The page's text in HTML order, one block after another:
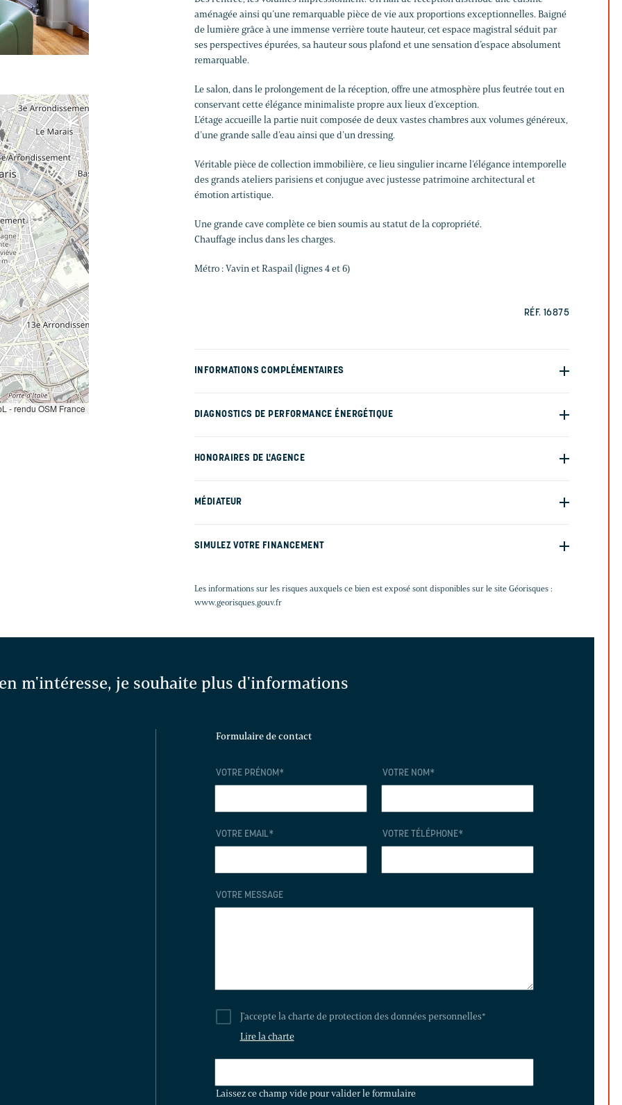
aménagée ainsi qu’une remarquable pièce de vie aux proportions exceptionnelles. Baigné
de lumière grâce à une immense verrière toute hauteur, cet espace magistral séduit par
ses perspectives épurées, sa hauteur sous plafond et une sensation d’espace absolument
remarquable.
Le salon, dans le prolongement de la réception, offre une atmosphère plus feutrée tout en
conservant cette élégance minimaliste propre aux lieux d’exception.
L’étage accueille la partie nuit composée de deux vastes chambres aux volumes généreux,
d’une grande salle d’eau ainsi que d’un dressing.
Véritable pièce de collection immobilière, ce lieu singulier incarne l’élégance intemporelle
des grands ateliers parisiens et conjugue avec justesse patrimoine architectural et
émotion artistique.
Une grande cave complète ce bien soumis au statut de la copropriété.
Chauffage inclus dans les charges.
Métro : Vavin et Raspail (lignes 4 et 6)
RÉF. 16875
INFORMATIONS COMPLÉMENTAIRES
DIAGNOSTICS DE PERFORMANCE ÉNERGÉTIQUE
HONORAIRES DE L'AGENCE
MÉDIATEUR
SIMULEZ VOTRE FINANCEMENT
Les informations sur les risques auxquels ce bien est exposé sont disponibles sur le site Géorisques :
www.georisques.gouv.fr
- rendu OSM France
m'intéresse, je souhaite plus d'informations
Formulaire de contact
VOTRE PRÉNOM* VOTRE NOM*
VOTRE EMAIL* VOTRE TÉLÉPHONE*
VOTRE MESSAGE
J'accepte la charte de protection des données personnelles*
Lire la charte
CHAMP
Laissez ce champ vide pour valider le formulaire